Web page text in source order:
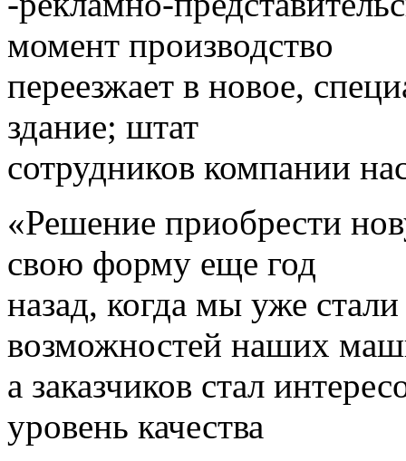
момент производство
переезжает в новое,
здание; штат
сотрудников компании
«Решение приобрести
свою форму еще год
назад, когда мы уже
возможностей наших
а заказчиков стал
уровень качества